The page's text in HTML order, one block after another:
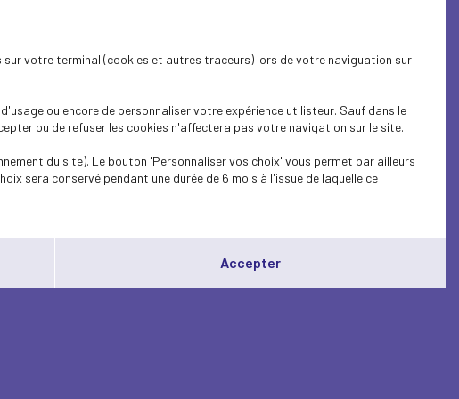
votre terminal (cookies et autres traceurs) lors de votre naviguation sur
ou encore de personnaliser votre expérience utilisteur. Sauf dans le
ou de refuser les cookies n'affectera pas votre navigation sur le site.
du site). Le bouton 'Personnaliser vos choix' vous permet par ailleurs
sera conservé pendant une durée de 6 mois à l'issue de laquelle ce
Accepter